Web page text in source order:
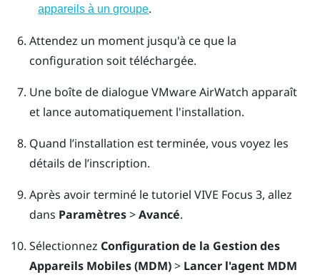
appareils à un groupe.
Attendez un moment jusqu'à ce que la
configuration soit téléchargée.
Une boîte de dialogueVMware AirWatch apparaît
et lance automatiquement l'installation.
Quand l’installation est terminée, vous voyez les
détails de l’inscription.
Après avoir terminé le tutoriel VIVE Focus 3, allez
dans Paramètres>Avancé.
Sélectionnez Configuration de la Gestion des
Appareils Mobiles (MDM)> Lancer l'agent MDM